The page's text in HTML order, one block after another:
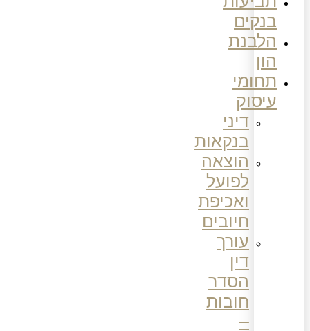
בנקים
הלבנת
הון
תחומי
עיסוק
דיני
בנקאות
הוצאה
לפועל
ואכיפת
חיובים
עורך
דין
הסדר
חובות